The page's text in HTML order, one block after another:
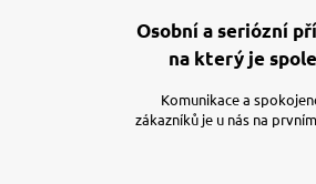
Osobní a seriózní
na který je
Komunikace a
zákazníků je u nás na